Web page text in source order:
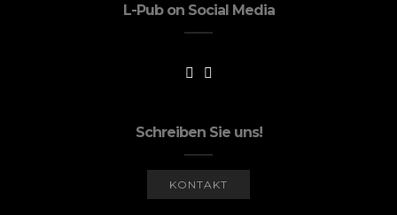
L-Pub on Social Media
Schreiben Sie uns!
KONTAKT